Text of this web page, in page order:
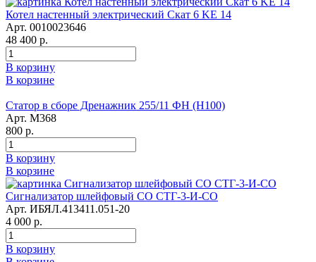
Котел настенный электрический Скат 6 KE 14
Арт. 0010023646
48 400 р.
В корзину
В корзине
Статор в сборе Дренажник 255/11 ФН (Н100)
Арт. М368
800 р.
В корзину
В корзине
Сигнализатор шлейфовый СО СТГ-3-И-СО
Арт. ИБЯЛ.413411.051-20
4 000 р.
В корзину